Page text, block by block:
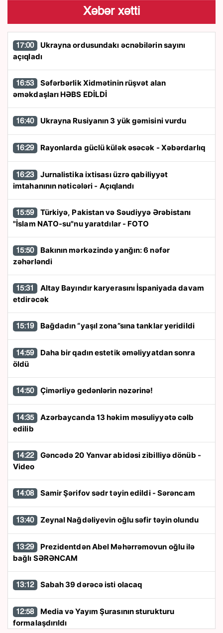
Xəbər xətti
17:00
açıqladı
16:53
əməkdaşları HƏBS EDİLDİ
16:40 Ukrayna Rusiyanın 3 yük gəmisini vurdu
16:29 Rayonlarda güclü külək əsəcək - Xəbərdarlıq
16:23
imtahanının nəticələri - Açıqlandı
15:59
"İslam NATO-su"nu yaratdılar - FOTO
15:50
zəhərləndi
15:31
etdirəcək
15:19 Bağdadın “yaşıl zona”sına tanklar yeridildi
14:59
öldü
14:50 Çimərliyə gedənlərin nəzərinə!
14:35
edilib
14:22
Video
14:08 Samir Şərifov sədr təyin edildi - Sərəncam
13:40 Zeynal Nağdəliyevin oğlu səfir təyin olundu
13:29
bağlı SƏRƏNCAM
13:12 Sabah 39 dərəcə isti olacaq
12:58
formalaşdırıldı